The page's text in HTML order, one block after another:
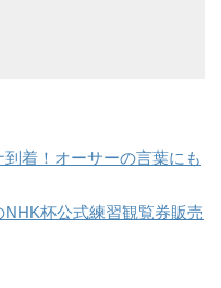
着！オーサーの言葉にも
杯公式練習観覧券販売